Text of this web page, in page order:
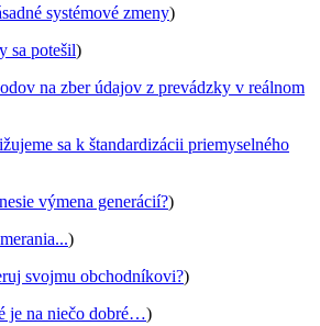
systémové zmeny)
sa potešil)
na zber údajov z prevádzky v reálnom
sa k štandardizácii priemyselného
výmena generácií?)
)
svojmu obchodníkovi?)
je na niečo dobré…)